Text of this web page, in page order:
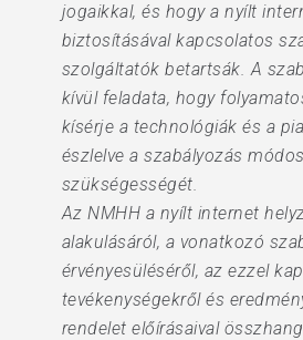
jogaikkal, és hogy a nyílt
biztosításával kapcsolatos
szolgáltatók betartsák. A
kívül feladata, hogy
kísérje a technológiák és a
észlelve a szabályozás
szükségességét.
Az NMHH a nyílt internet
alakulásáról, a vonatkozó
érvényesüléséről, az ezzel
tevékenységekről és
rendelet előírásaival